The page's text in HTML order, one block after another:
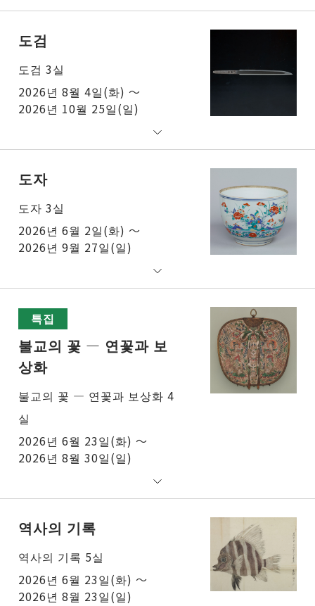
도검
도검 3실
2026년 8월 4일(화) ～
2026년 10월 25일(일)
도자
도자 3실
2026년 6월 2일(화) ～
2026년 9월 27일(일)
특집
불교의 꽃 ― 연꽃과 보
상화
불교의 꽃 ― 연꽃과 보상화 4
실
2026년 6월 23일(화) ～
2026년 8월 30일(일)
역사의 기록
역사의 기록 5실
2026년 6월 23일(화) ～
2026년 8월 23일(일)